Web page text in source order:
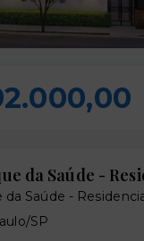
da Saúde -
da Saúde -
SP